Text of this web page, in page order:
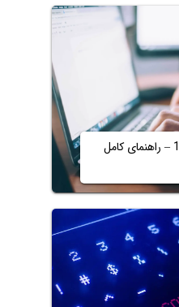
فارسی کردن کیبورد ویندوز 11 – راهنمای کامل